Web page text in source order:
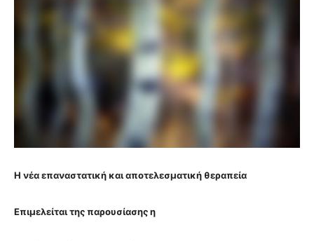
Η νέα επαναστατική και αποτελεσματική θεραπεία
Επιμελείται της παρουσίασης η